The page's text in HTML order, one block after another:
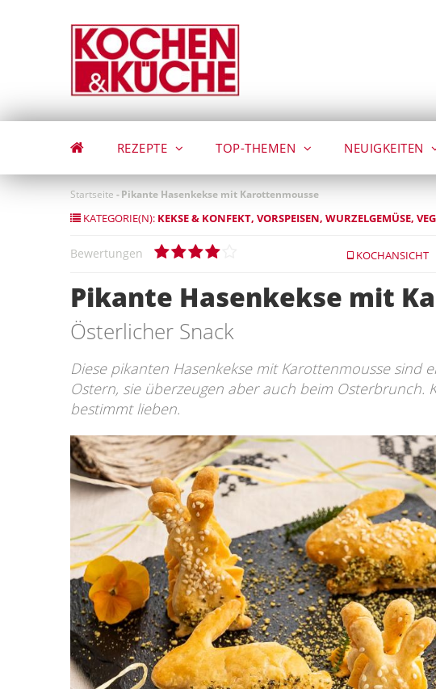
REZEPTE TOP-THEMEN NEUIGKEITEN
Startseite -Pikante Hasenkekse mit Karottenmousse
KATEGORIE(N): KEKSE & KONFEKT VORSPEISEN WURZELGEMÜSE
Bewertungen KOCHANSICHT
Pikante Hasenkekse mit
Österlicher Snack
Diese pikanten Hasenkekse mit Karottenmousse sind
Ostern, sie überzeugen aber auch beim Osterbrunch.
bestimmt lieben.